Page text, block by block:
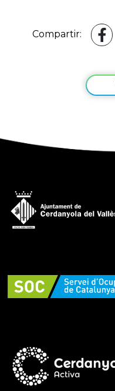
Compartir: